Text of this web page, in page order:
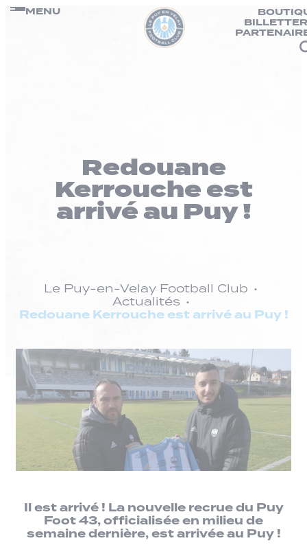
Passer
MENU
Redouane
Kerrouche est
arrivé au Puy !
Le Puy-en-Velay Football Club
Actualités
Redouane Kerrouche est arrivé au Puy !
Il est arrivé ! La nouvelle recrue du Puy
Foot 43, officialisée en milieu de
semaine dernière, est arrivée au Puy !
Panneau de gestion des cookies